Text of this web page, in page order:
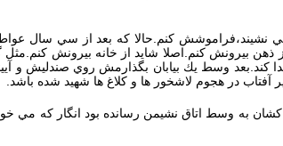
كنم.حالا كه بعد از سي سال عواطف
بيرونش كنم.اصلا شايد از خانه بيرونش
كند.بعد وسط يك بيابان بگذارمش روي صندليش و
آفتاب در هجوم لاشخور ها و كلاغ ها شهيد شده باشد.
به وسط اتاق نشيمن رسانده بود انگار كه مي